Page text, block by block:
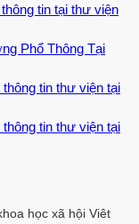
tin tại thư viện
Phổ Thông Tại
tin thư viện tại
tin thư viện tại
học xã hội Viêt